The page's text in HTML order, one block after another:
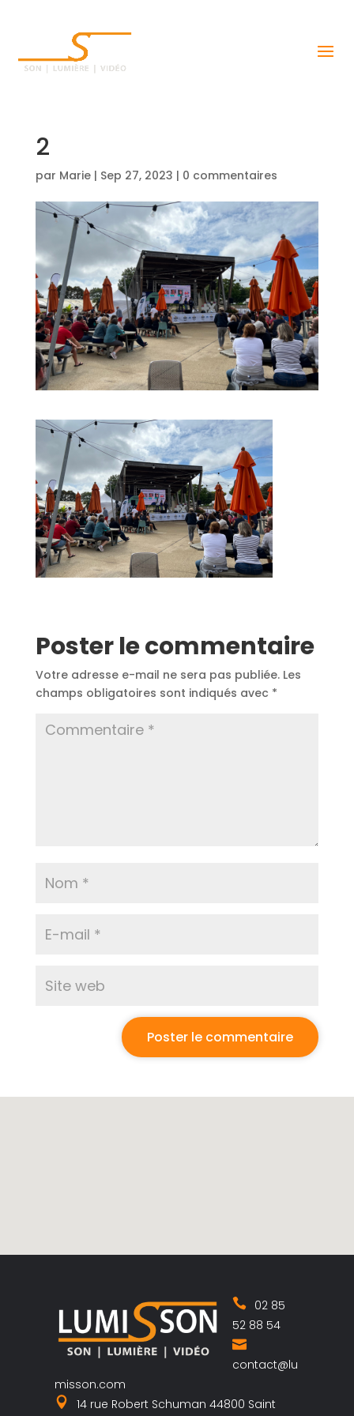
2
par Marie| Sep 27, 2023 | 0 commentaires
Poster le commentaire
Votre adresse e-mail ne sera pas publiée. Les
champs obligatoires sont indiqués avec *
02 85
52 88 54
contact@lu
misson.com
14 rue Robert Schuman 44800 Saint